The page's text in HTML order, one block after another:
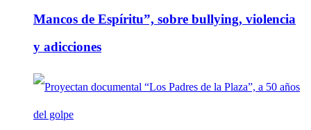
Mancos de Espíritu”, sobre bullying, violencia
y adicciones